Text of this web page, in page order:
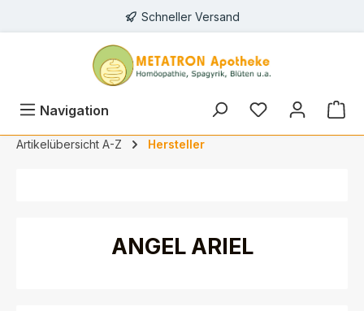
Schneller Versand
Navigation Du hast 0
Artikelübersicht A-Z Hersteller
ANGEL ARIEL